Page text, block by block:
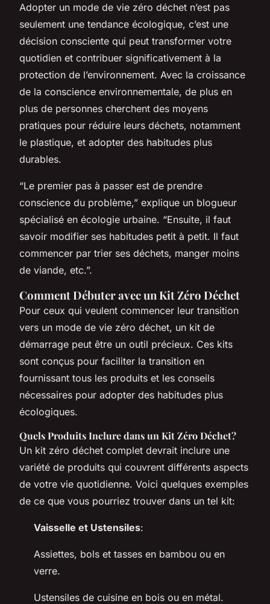
Adopter un mode de vie zéro déchet n’est pas
seulement une tendance écologique, c’est une
décision consciente qui peut transformer votre
quotidien et contribuer significativement à la
protection de l’environnement. Avec la croissance
de la conscience environnementale, de plus en
plus de personnes cherchent des moyens
pratiques pour réduire leurs déchets, notamment
le plastique, et adopter des habitudes plus
durables.
“Le premier pas à passer est de prendre
conscience du problème,” explique un blogueur
spécialisé en écologie urbaine. “Ensuite, il faut
savoir modifier ses habitudes petit à petit. Il faut
commencer par trier ses déchets, manger moins
de viande, etc.”.
Comment Débuter avec un Kit Zéro Déchet
Pour ceux qui veulent commencer leur transition
vers un mode de vie zéro déchet, un kit de
démarrage peut être un outil précieux. Ces kits
sont conçus pour faciliter la transition en
fournissant tous les produits et les conseils
nécessaires pour adopter des habitudes plus
écologiques.
Quels Produits Inclure dans un Kit Zéro Déchet?
Un kit zéro déchet complet devrait inclure une
variété de produits qui couvrent différents aspects
de votre vie quotidienne. Voici quelques exemples
de ce que vous pourriez trouver dans un tel kit:
Vaisselle et Ustensiles:
Assiettes, bols et tasses en bambou ou en
verre.
Ustensiles de cuisine en bois ou en métal.